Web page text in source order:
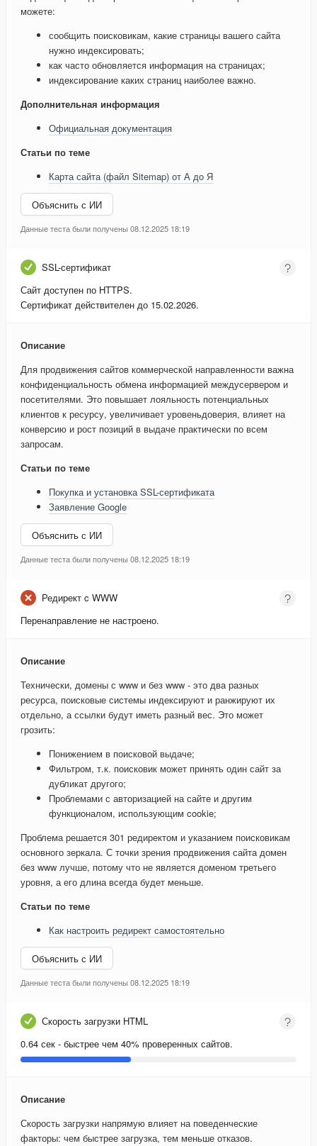
можете:
сообщить поисковикам, какие страницы вашего сайта
нужно индексировать;
как часто обновляется информация на страницах;
индексирование каких страниц наиболее важно.
Дополнительная информация
Официальная документация
Статьи по теме
Карта сайта (файл Sitemap) от А до Я
Объяснить с ИИ
Данные теста были получены 08.12.2025 18:19
SSL-сертификат
Сайт доступен по HTTPS.
Сертификат действителен до 15.02.2026.
Описание
Для продвижения сайтов коммерческой направленности важна
конфиденциальность обмена информацией междусервером и
посетителями. Это повышает лояльность потенциальных
клиентов к ресурсу, увеличивает уровеньдоверия, влияет на
конверсию и рост позиций в выдаче практически по всем
запросам.
Статьи по теме
Покупка и установка SSL-сертификата
Заявление Google
Объяснить с ИИ
Данные теста были получены 08.12.2025 18:19
Редирект c WWW
Перенаправление не настроено.
Описание
Технически, домены с www и без www - это два разных
ресурса, поисковые системы индексируют и ранжируют их
отдельно, а ссылки будут иметь разный вес. Это может
грозить:
Понижением в поисковой выдаче;
Фильтром, т.к. поисковик может принять один сайт за
дубликат другого;
Проблемами с авторизацией на сайте и другим
функционалом, использующим cookie;
Проблема решается 301 редиректом и указанием поисковикам
основного зеркала. С точки зрения продвижения сайта домен
без www лучше, потому что не является доменом третьего
уровня, а его длина всегда будет меньше.
Статьи по теме
Как настроить редирект самостоятельно
Объяснить с ИИ
Данные теста были получены 08.12.2025 18:19
Скорость загрузки HTML
0.64 сек - быстрее чем 40% проверенных сайтов.
Описание
Скорость загрузки напрямую влияет на поведенческие
факторы: чем быстрее загрузка, тем меньше отказов.